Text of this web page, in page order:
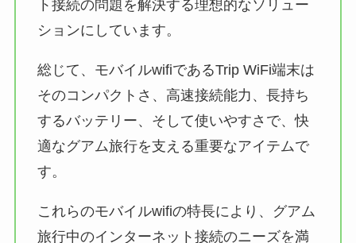
ト接続の問題を解決する理想的なソリュー
ションにしています。
総じて、モバイルwifiであるTrip WiFi端末は
そのコンパクトさ、高速接続能力、長持ち
するバッテリー、そして使いやすさで、快
適なグアム旅行を支える重要なアイテムで
す。
これらのモバイルwifiの特長により、グアム
旅行中のインターネット接続のニーズを満